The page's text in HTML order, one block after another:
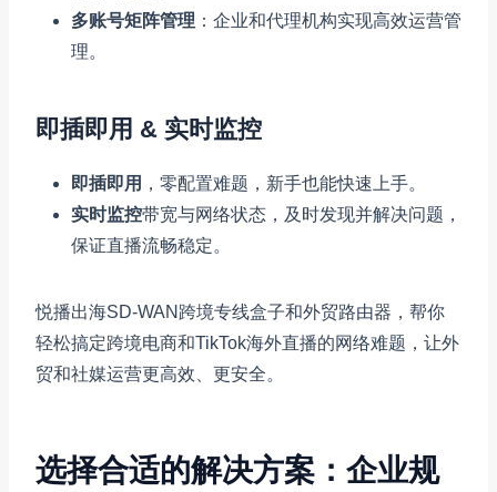
多账号矩阵管理 ：企业和代理机构实现高效运营管
理。
即插即用 & 实时监控
即插即用 ，零配置难题，新手也能快速上手。
实时监控带宽与网络状态，及时发现并解决问题，
保证直播流畅稳定。
悦播出海SD-WAN跨境专线盒子和外贸路由器，帮你
轻松搞定跨境电商和TikTok海外直播的网络难题，让外
贸和社媒运营更高效、更安全。
选择合适的解决方案：企业规